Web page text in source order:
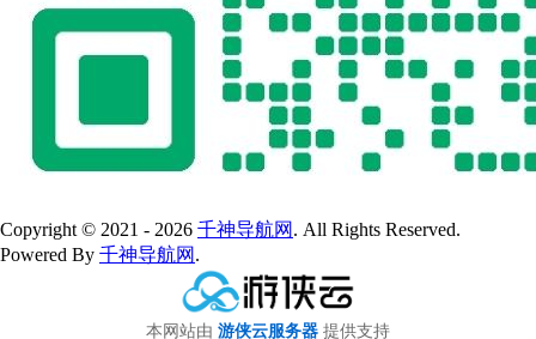
Copyright © 2021 - 2026 千神导航网 . All Rights Reserved.
Powered By 千神导航网 .
本网站由 游侠云服务器 提供支持